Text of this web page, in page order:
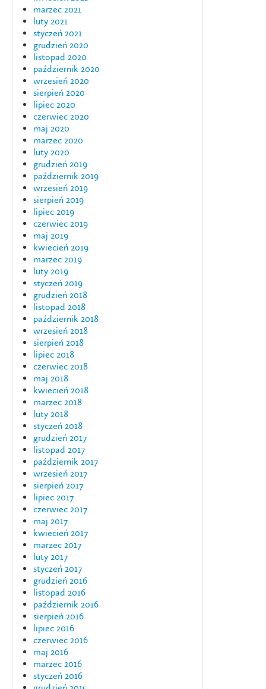
marzec 2021
luty 2021
styczeń 2021
grudzień 2020
listopad 2020
październik 2020
wrzesień 2020
sierpień 2020
lipiec 2020
czerwiec 2020
maj 2020
marzec 2020
luty 2020
grudzień 2019
październik 2019
wrzesień 2019
sierpień 2019
lipiec 2019
czerwiec 2019
maj 2019
kwiecień 2019
marzec 2019
luty 2019
styczeń 2019
grudzień 2018
listopad 2018
październik 2018
wrzesień 2018
sierpień 2018
lipiec 2018
czerwiec 2018
maj 2018
kwiecień 2018
marzec 2018
luty 2018
styczeń 2018
grudzień 2017
listopad 2017
październik 2017
wrzesień 2017
sierpień 2017
lipiec 2017
czerwiec 2017
maj 2017
kwiecień 2017
marzec 2017
luty 2017
styczeń 2017
grudzień 2016
listopad 2016
październik 2016
sierpień 2016
lipiec 2016
czerwiec 2016
maj 2016
marzec 2016
styczeń 2016